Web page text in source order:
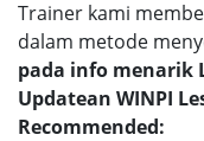
Trainer kami
dalam metode
pada info menarik
Updatean WINPI
Recommended: